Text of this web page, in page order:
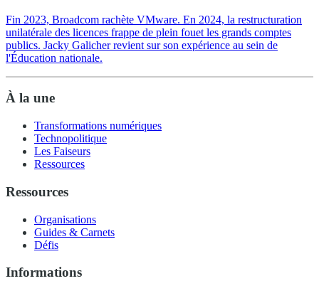
Fin 2023, Broadcom rachète VMware. En 2024, la restructuration
unilatérale des licences frappe de plein fouet les grands comptes
publics. Jacky Galicher revient sur son expérience au sein de
l'Éducation nationale.
À la une
Transformations numériques
Technopolitique
Les Faiseurs
Ressources
Ressources
Organisations
Guides & Carnets
Défis
Informations